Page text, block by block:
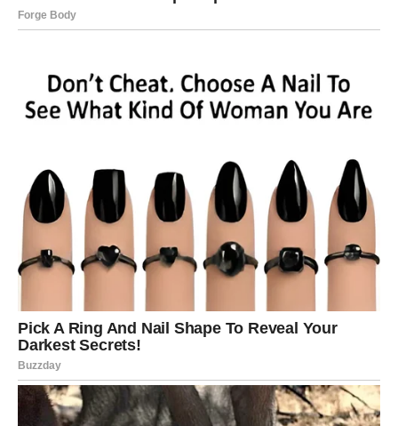
mogli bi potpuno promeniti vaše planove i otvoriti vrata
Na ljubavnom planu očekuje vas iskren razgovor koji
donosi više bliskosti i poverenja.
Rak
Rakovima dolazi razdoblje unutrašnjeg mira. Sve ono što
vas je dugo opterećivalo polako ostaje iza vas, a podrška
porodice biće vam najveća snaga.
Na ljubavnom planu partner će vam pokazati koliko mu
znači zajednička budućnost.
Lav